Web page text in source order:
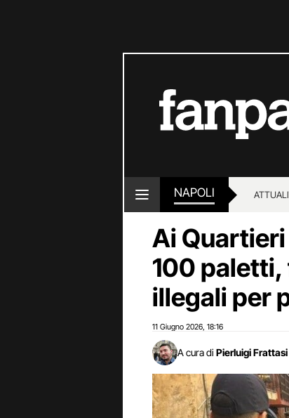
NAPOLI
Ai
100 paletti,
illegali per
11 Giugno 2026 18:16
A cura di Pierluigi Frattasi